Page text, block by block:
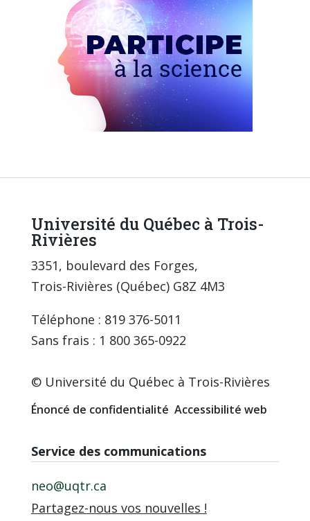
Université du Québec à Trois-
Rivières
3351, boulevard des Forges,
Trois-Rivières (Québec) G8Z 4M3
Téléphone : 819 376-5011
Sans frais : 1 800 365-0922
© Université du Québec à Trois-Rivières
Énoncé de confidentialité Accessibilité web
Service des communications
neo@uqtr.ca
Partagez-nous vos nouvelles !